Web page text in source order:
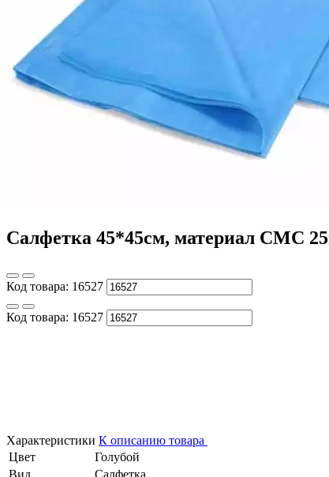
Салфетка 45*45см, материал СМС
Код товара: 16527
Код товара: 16527
Характеристики К описанию товара
Цвет
Голубой
Вид
Салфетка